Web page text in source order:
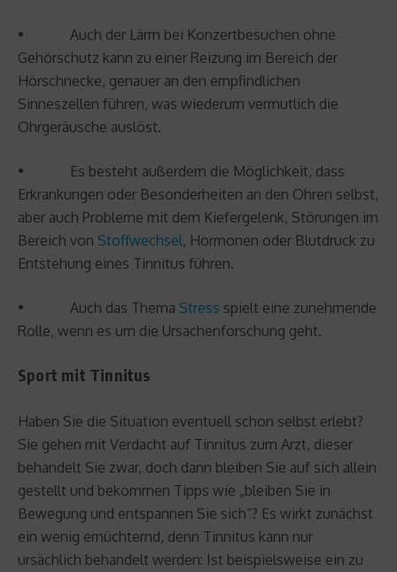
• Auch der Lärm bei Konzertbesuchen ohne
Gehörschutz kann zu einer Reizung im Bereich der
Hörschnecke, genauer an den empfindlichen
Sinneszellen führen, was wiederum vermutlich die
Ohrgeräusche auslöst.
• Es besteht außerdem die Möglichkeit, dass
Erkrankungen oder Besonderheiten an den Ohren selbst,
aber auch Probleme mit dem Kiefergelenk, Störungen im
Bereich von Stoffwechsel, Hormonen oder Blutdruck zu
Entstehung eines Tinnitus führen.
• Auch das Thema Stress spielt eine zunehmende
Rolle, wenn es um die Ursachenforschung geht.
Sport mit Tinnitus
Haben Sie die Situation eventuell schon selbst erlebt?
Sie gehen mit Verdacht auf Tinnitus zum Arzt, dieser
behandelt Sie zwar, doch dann bleiben Sie auf sich allein
gestellt und bekommen Tipps wie „bleiben Sie in
Bewegung und entspannen Sie sich“? Es wirkt zunächst
ein wenig ernüchternd, denn Tinnitus kann nur
ursächlich behandelt werden: Ist beispielsweise ein zu